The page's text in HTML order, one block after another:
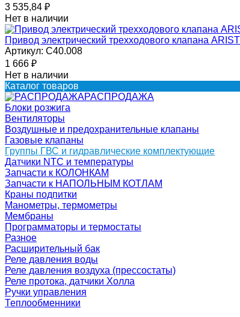
3 535,84 ₽
Нет в наличии
Привод электрический трехходового клапана
Артикул: C40.008
1 666 ₽
Нет в наличии
Каталог товаров
РАСПРОДАЖА
Блоки розжига
Вентиляторы
Воздушные и предохранительные клапаны
Газовые клапаны
Группы ГВС и гидравлические комплектующие
Датчики NTC и температуры
Запчасти к КОЛОНКАМ
Запчасти к НАПОЛЬНЫМ КОТЛАМ
Краны подпитки
Манометры, термометры
Мембраны
Программаторы и термостаты
Разное
Расширительный бак
Реле давления воды
Реле давления воздуха (прессостаты)
Реле протока, датчики Холла
Ручки управления
Теплообменники